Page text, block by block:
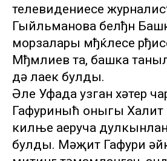
телевидениесе
Гыйльманова белђн
морзалары мђќлесе
Мђмлиев та, башка
дә лаек булды.
Әле Уфада узган хәтер
Гафуриныћ оныгы
килње аеруча
булды. Мәҗит Гафури